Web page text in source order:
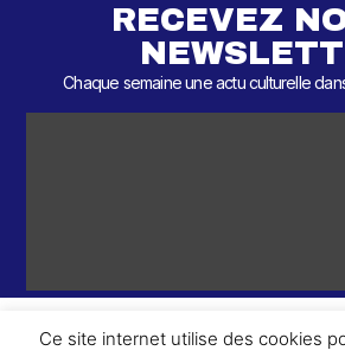
RECEVEZ
Chaque semaine une actu culturelle
Ce site internet utilise des cookies